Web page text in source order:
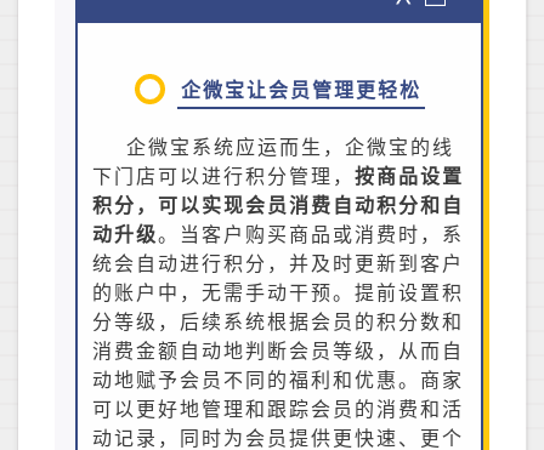
企微宝让会员管理更轻松
企微宝系统应运而生，企微宝的线
下门店可以进行积分管理， 按商品设置
积分，可以实现会员消费自动积分和自
动升级。当客户购买商品或消费时，系
统会自动进行积分，并及时更新到客户
的账户中，无需手动干预。提前设置积
分等级，后续系统根据会员的积分数和
消费金额自动地判断会员等级，从而自
动地赋予会员不同的福利和优惠。商家
可以更好地管理和跟踪会员的消费和活
动记录，同时为会员提供更快速、更个